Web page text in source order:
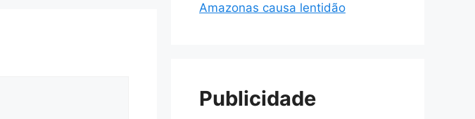
Amazonas causa lentidão
Publicidade